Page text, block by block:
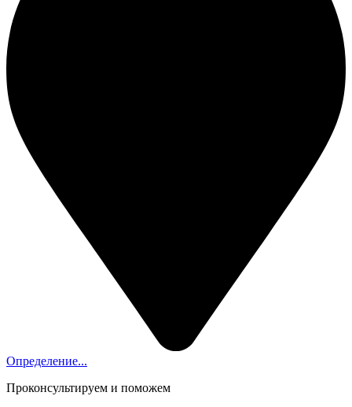
Определение...
Проконсультируем и поможем